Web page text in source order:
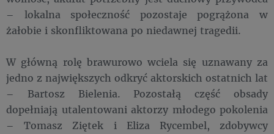
– lokalna społeczność pozostaje pogrążona w
żałobie i skonfliktowana po niedawnej tragedii.
W główną rolę brawurowo wciela się uznawany za
jedno z największych odkryć aktorskich ostatnich lat
– Bartosz Bielenia. Pozostałą część obsady
dopełniają utalentowani aktorzy młodego pokolenia
– Tomasz Ziętek i Eliza Rycembel, zdobywcy